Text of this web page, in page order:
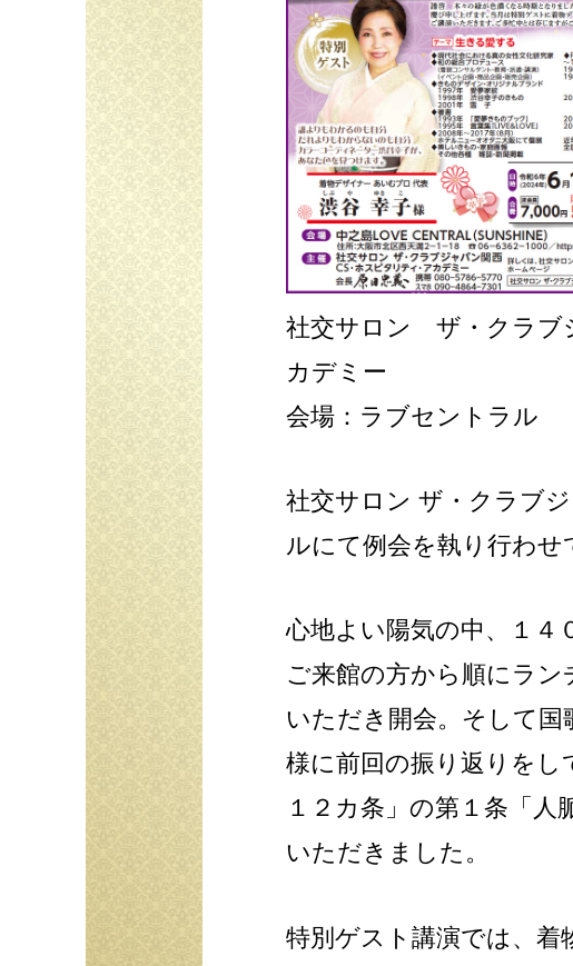
社交サロン ザ・クラブ
カデミー
会場：ラブセントラル
社交サロン ザ・クラブ
ルにて例会を執り行わせ
心地よい陽気の中、１４
ご来館の方から順にラ
いただき開会。そして国
様に前回の振り返りをし
１２カ条」の第１条「
いただきました。
特別ゲスト講演では、着